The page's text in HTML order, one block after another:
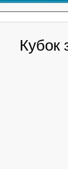
Кубок